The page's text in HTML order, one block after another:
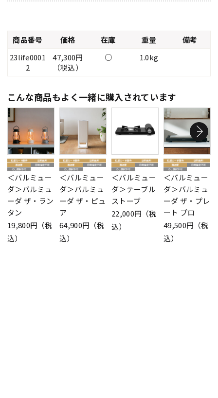
商品番号 価格 在庫 重量
備考
23life0001
2
47,300円
（税込）
○ 1.0kg
こんな商品もよく一緒に購入されています
＜バルミュー
ダ＞バルミュ
ーダ ザ・ラン
タン
19,800円（税
込）
＜バルミュー
ダ＞バルミュ
ーダ ザ・ピュ
ア
64,900円（税
込）
＜バルミュー
ダ＞テーブル
ストーブ
22,000円（税
込）
＜バルミュー
ダ＞バルミュ
ーダ ザ・プレ
ート プロ
49,500円（税
込）